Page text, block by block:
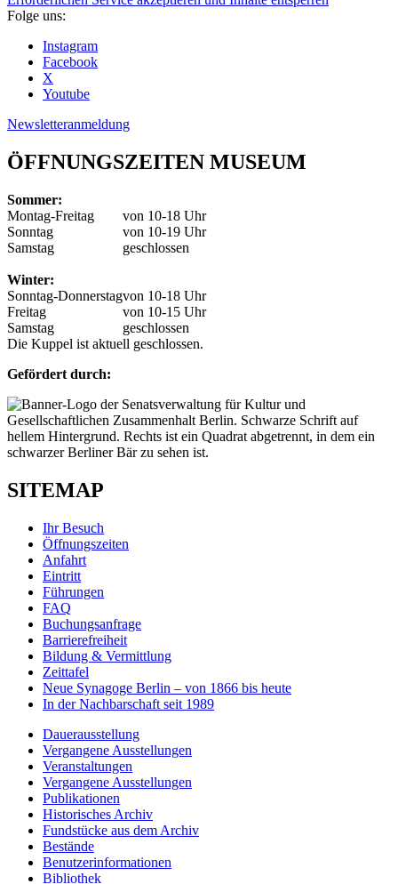
Folge uns:
Instagram
Facebook
X
Youtube
Newsletteranmeldung
ÖFFNUNGSZEITEN MUSEUM
Sommer:
Montag-Freitag
von 10-18 Uhr
Sonntag
von 10-19 Uhr
Samstag
geschlossen
Winter:
Sonntag-Donnerstagvon 10-18 Uhr
Freitag
von 10-15 Uhr
Samstag
geschlossen
Die Kuppel ist aktuell geschlossen.
Gefördert durch:
SITEMAP
Ihr Besuch
Öffnungszeiten
Anfahrt
Eintritt
Führungen
FAQ
Buchungsanfrage
Barrierefreiheit
Bildung & Vermittlung
Zeittafel
Neue Synagoge Berlin – von 1866 bis heute
In der Nachbarschaft seit 1989
Dauerausstellung
Vergangene Ausstellungen
Veranstaltungen
Vergangene Ausstellungen
Publikationen
Historisches Archiv
Fundstücke aus dem Archiv
Bestände
Benutzerinformationen
Bibliothek